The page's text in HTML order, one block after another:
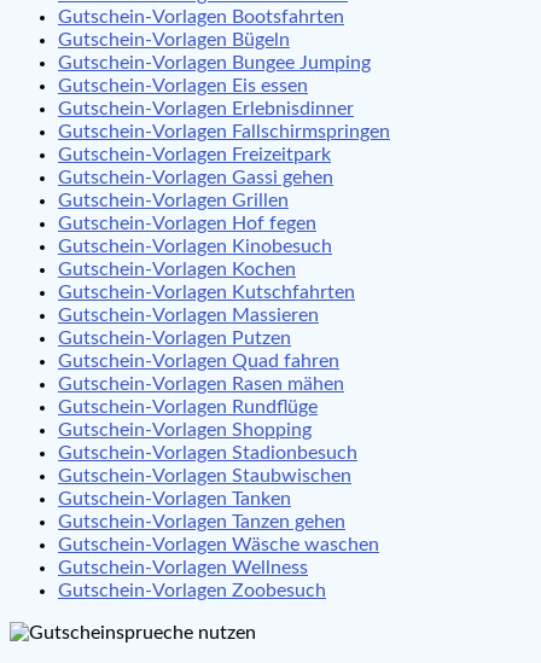
Gutschein-Vorlagen Bootsfahrten
Gutschein-Vorlagen Bügeln
Gutschein-Vorlagen Bungee Jumping
Gutschein-Vorlagen Eis essen
Gutschein-Vorlagen Erlebnisdinner
Gutschein-Vorlagen Fallschirmspringen
Gutschein-Vorlagen Freizeitpark
Gutschein-Vorlagen Gassi gehen
Gutschein-Vorlagen Grillen
Gutschein-Vorlagen Hof fegen
Gutschein-Vorlagen Kinobesuch
Gutschein-Vorlagen Kochen
Gutschein-Vorlagen Kutschfahrten
Gutschein-Vorlagen Massieren
Gutschein-Vorlagen Putzen
Gutschein-Vorlagen Quad fahren
Gutschein-Vorlagen Rasen mähen
Gutschein-Vorlagen Rundflüge
Gutschein-Vorlagen Shopping
Gutschein-Vorlagen Stadionbesuch
Gutschein-Vorlagen Staubwischen
Gutschein-Vorlagen Tanken
Gutschein-Vorlagen Tanzen gehen
Gutschein-Vorlagen Wäsche waschen
Gutschein-Vorlagen Wellness
Gutschein-Vorlagen Zoobesuch